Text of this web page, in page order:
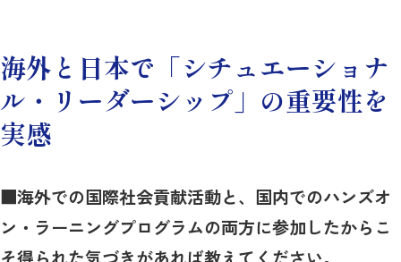
海外と日本で「シチュエーショナ
ル・リーダーシップ」の重要性を
実感
■海外での国際社会貢献活動と、国内でのハンズオ
ン・ラーニングプログラムの両方に参加したからこ